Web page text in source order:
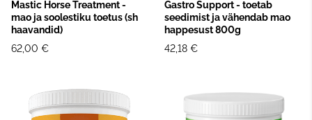
Mastic Horse Treatment -
mao ja soolestiku toetus (sh
haavandid)
62,00 €
Gastro Support - toetab
seedimist ja vähendab mao
happesust 800g
42,18 €